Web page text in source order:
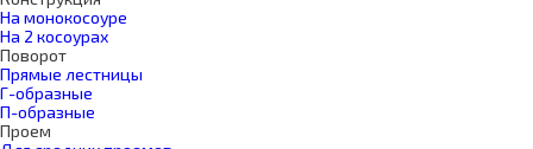
На монокосоуре
На 2 косоурах
Поворот
Прямые лестницы
Г-образные
П-образные
Проем